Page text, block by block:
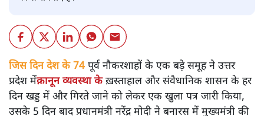
जिस दिन देश के 74 पूर्व नौकरशाहों के एक बड़े समूह ने उत्तर
प्रदेश मेंक़ानून व्यवस्था केख़स्ताहाल और संवैधानिक शासन के हर
दिन खड्ड में और गिरते जाने को लेकर एक खुला पत्र जारी किया,
उसके 5 दिन बाद प्रधानमंत्री नरेंद्र मोदी ने बनारस में मुख्यमंत्री की